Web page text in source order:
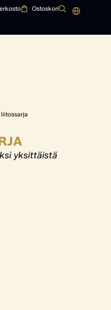
Ostoskori
yksittäistä